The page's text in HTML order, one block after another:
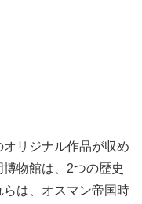
オリジナル作品が収め
物館は、2つの歴史
は、オスマン帝国時